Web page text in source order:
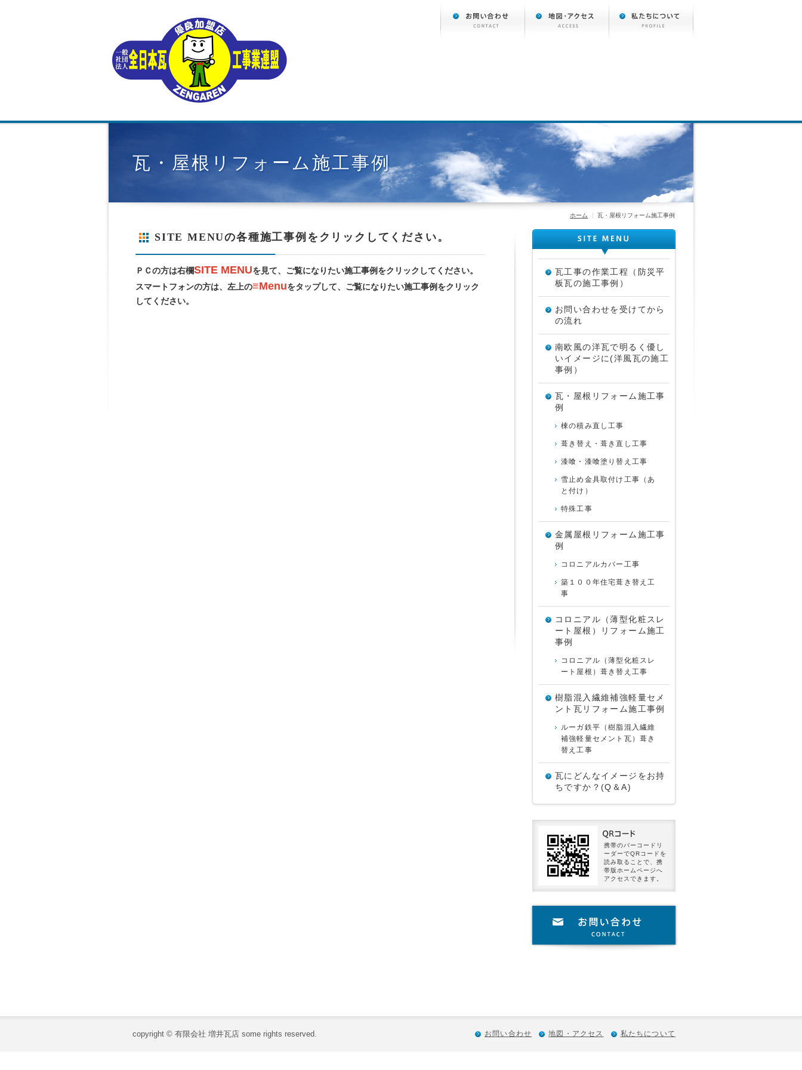
瓦・屋根リフォーム施工事例
ホーム 瓦・屋根リフォーム施工事例
SITE MENUの各種施工事例をクリックしてください。
ＰＣの方は右欄SITE MENUを見て、ご覧になりたい施工事例をクリックしてください。
スマートフォンの方は、左上の≡Menuをタップして、ご覧になりたい施工事例をクリック
してください。
瓦工事の作業工程（防災平
板瓦の施工事例）
お問い合わせを受けてから
の流れ
南欧風の洋瓦で明るく優し
いイメージに(洋風瓦の施工
事例）
瓦・屋根リフォーム施工事
例
棟の積み直し工事
葺き替え・葺き直し工事
漆喰・漆喰塗り替え工事
雪止め金具取付け工事（あ
と付け）
特殊工事
金属屋根リフォーム施工事
例
コロニアルカバー工事
築１００年住宅葺き替え工
事
コロニアル（薄型化粧スレ
ート屋根）リフォーム施工
事例
コロニアル（薄型化粧スレ
ート屋根）葺き替え工事
樹脂混入繊維補強軽量セメ
ント瓦リフォーム施工事例
ルーガ鉄平（樹脂混入繊維
補強軽量セメント瓦）葺き
替え工事
瓦にどんなイメージをお持
ちですか？(Q＆A)
携帯のバーコードリ
ーダーでQRコードを
読み取ることで、携
帯版ホームページへ
アクセスできます。
copyright © 有限会社 増井瓦店 some rights reserved. 私たちについて
地図・アクセス
お問い合わせ